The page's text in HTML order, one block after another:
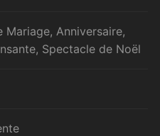
Mariage, Anniversaire,
Spectacle de Noël